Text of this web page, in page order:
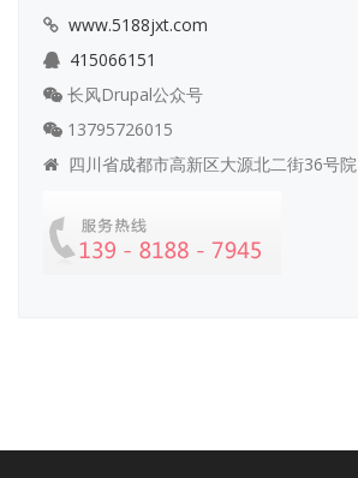
www.5188jxt.com
415066151
长风Drupal公众号
13795726015
四川省成都市高新区大源北二街36号院